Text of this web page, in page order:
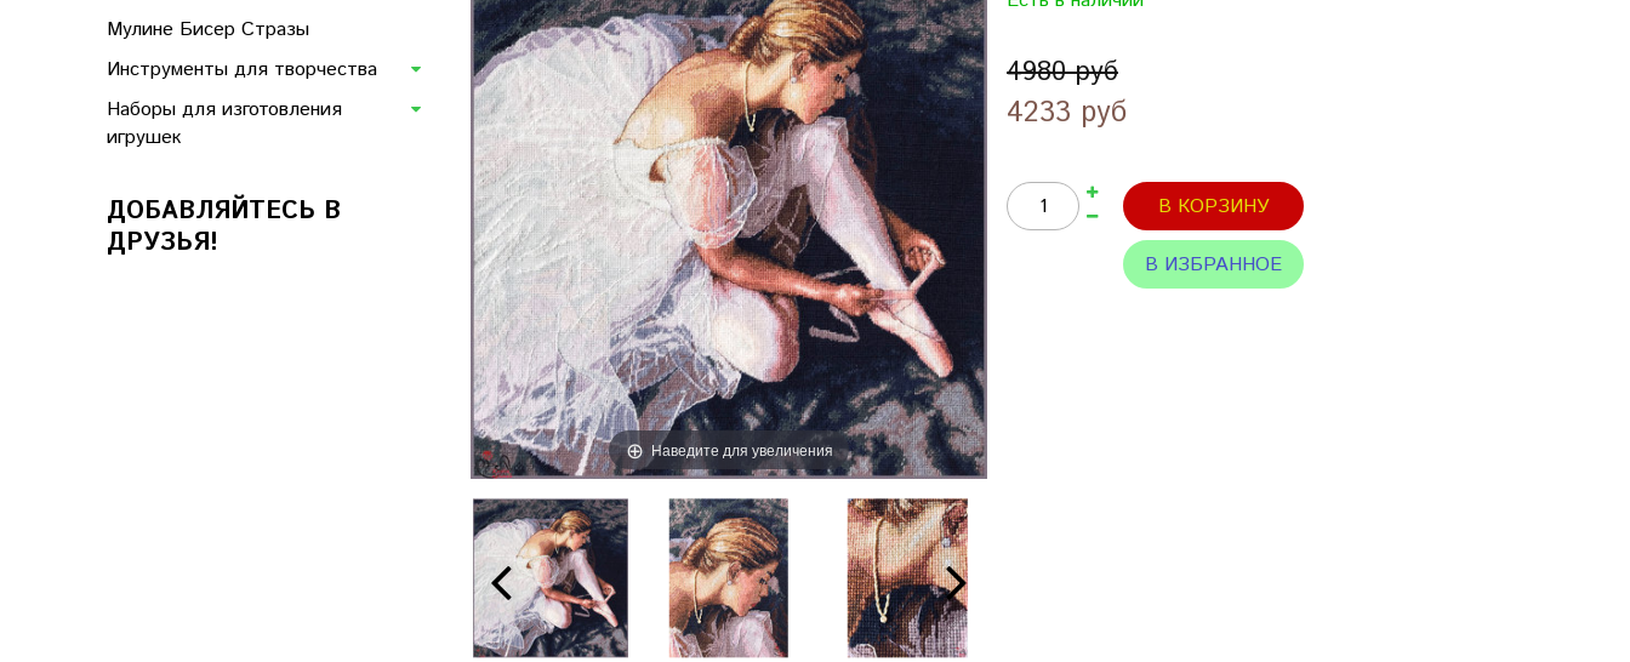
Мулине Бисер Стразы
Инструменты для творчества
Наборы для изготовления
игрушек
ДОБАВЛЯЙТЕСЬ В
ДРУЗЬЯ!
Наведите для увеличения
4980 руб
4233 руб
В КОРЗИНУ
В ИЗБРАННОЕ